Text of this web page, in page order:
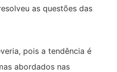
as questões das
pois a tendência é
abordados nas